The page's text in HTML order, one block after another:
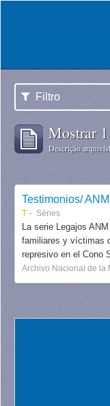
Filtro
Mostrar
Descrição
Testimonios/ ANM
T Séries
La serie Legajos
familiares y víctimas
represivo en el Cono
Archivo Nacional de la